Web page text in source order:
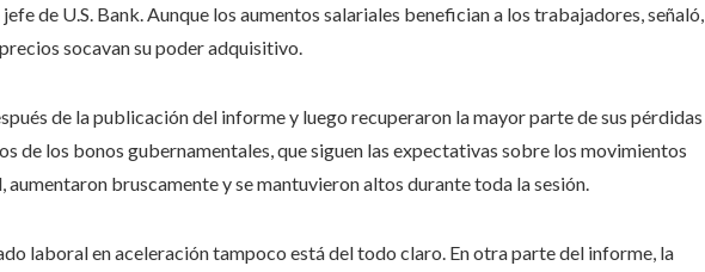
de U.S. Bank. Aunque los aumentos salariales benefician a los trabajadores, señaló,
socavan su poder adquisitivo.
de la publicación del informe y luego recuperaron la mayor parte de sus pérdidas
de los bonos gubernamentales, que siguen las expectativas sobre los movimientos
aumentaron bruscamente y se mantuvieron altos durante toda la sesión.
laboral en aceleración tampoco está del todo claro. En otra parte del informe, la